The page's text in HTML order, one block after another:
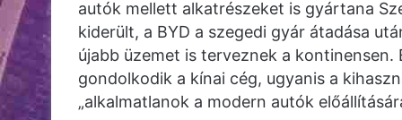
autók mellett alkatrészeket is gyártana
kiderült, a BYD a szegedi gyár átadása
újabb üzemet is terveznek a
gondolkodik a kínai cég, ugyanis a
„alkalmatlanok a modern autók